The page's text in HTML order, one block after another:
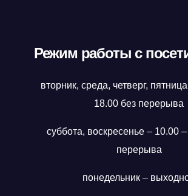
Режим работы с
вторник, среда, четверг,
18.00 без перерыва
суббота, воскресенье – 10.00
перерыва
понедельник –